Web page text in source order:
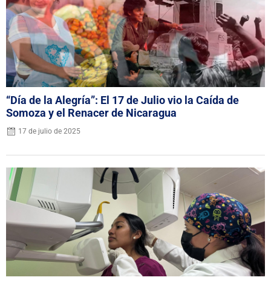
“Día de la Alegría”: El 17 de Julio vio la Caída de
Somoza y el Renacer de Nicaragua
17 de julio de 2025